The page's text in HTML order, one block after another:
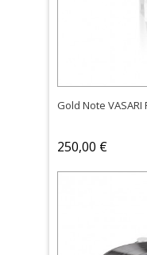
Gold Note
250,00 €